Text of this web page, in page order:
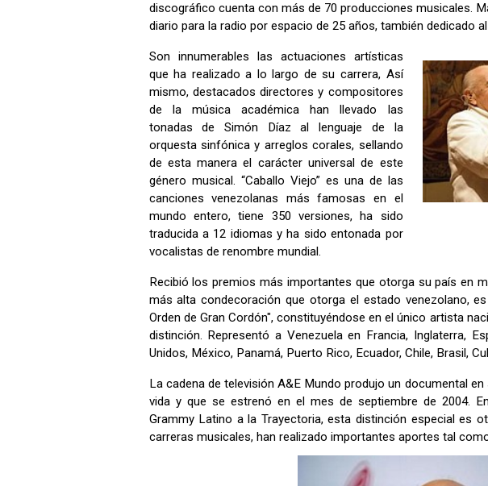
discográfico cuenta con más de 70 producciones musicales.
diario para la radio por espacio de 25 años, también dedicado
Son innumerables las actuaciones artísticas
que ha realizado a lo largo de su carrera, Así
mismo, destacados directores y compositores
de la música académica han llevado las
tonadas de Simón Díaz al lenguaje de la
orquesta sinfónica y arreglos corales, sellando
de esta manera el carácter universal de este
género musical. “Caballo Viejo” es una de las
canciones venezolanas más famosas en el
mundo entero, tiene 350 versiones, ha sido
traducida a 12 idiomas y ha sido entonada por
vocalistas de renombre mundial.
Recibió los premios más importantes que otorga su país en
más alta condecoración que otorga el estado venezolano,
Orden de Gran Cordón", constituyéndose en el único artista
distinción. Representó a Venezuela en Francia, Inglaterra,
Unidos, México, Panamá, Puerto Rico, Ecuador, Chile, Brasil,
La cadena de televisión A&E Mundo produjo un documental
vida y que se estrenó en el mes de septiembre de 2004.
Grammy Latino a la Trayectoria, esta distinción especial es
carreras musicales, han realizado importantes aportes tal